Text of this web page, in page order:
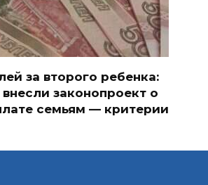
за второго ребенка:
внесли законопроект о
семьям — критерии